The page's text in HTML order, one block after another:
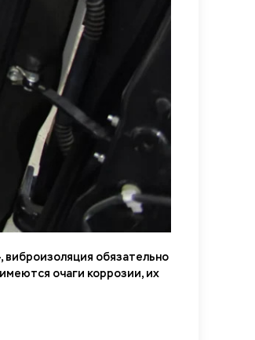
виброизоляция обязательно
очаги коррозии, их